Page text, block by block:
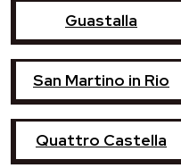
Guastalla
San Martino in Rio
Quattro Castella